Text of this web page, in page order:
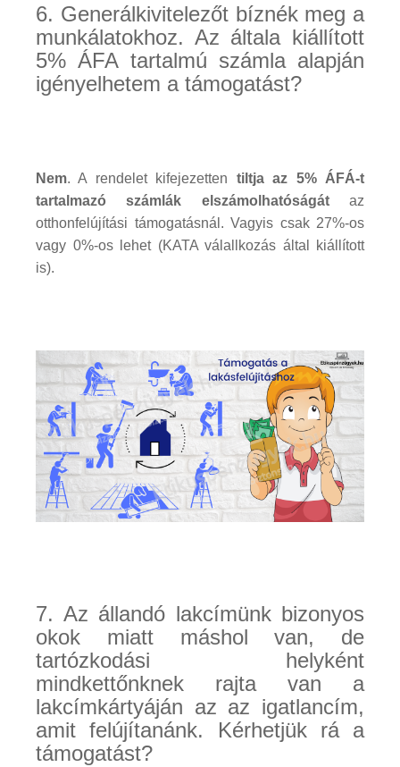
6. Generálkivitelezőt bíznék meg a
munkálatokhoz. Az általa kiállított
5% ÁFA tartalmú számla alapján
igényelhetem a támogatást?
Nem. A rendelet kifejezetten tiltja az 5% ÁFÁ-t
tartalmazó számlák elszámolhatóságátaz
otthonfelújítási támogatásnál. Vagyis csak 27%-os
vagy 0%-os lehet (KATA válallkozás által kiállított
is).
7. Az állandó lakcímünk bizonyos
okok miatt máshol van, de
tartózkodási helyként
mindkettőnknek rajta van a
lakcímkártyáján az az igatlancím,
amit felújítanánk. Kérhetjük rá a
támogatást?